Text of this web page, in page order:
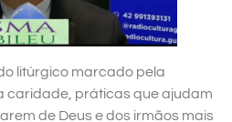
litúrgico marcado pela
caridade, práticas que ajudam
de Deus e dos irmãos mais